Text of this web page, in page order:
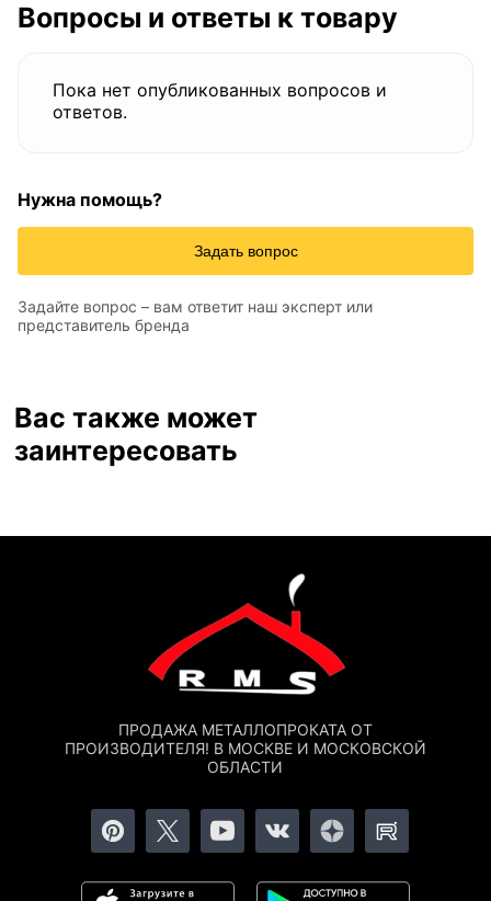
Вопросы и ответы к товару
Пока нет опубликованных вопросов и
ответов.
Нужна помощь?
Задать вопрос
Задайте вопрос – вам ответит наш эксперт или
представитель бренда
Вас также может
заинтересовать
ПРОДАЖА МЕТАЛЛОПРОКАТА ОТ
ПРОИЗВОДИТЕЛЯ! В МОСКВЕ И МОСКОВСКОЙ
ОБЛАСТИ